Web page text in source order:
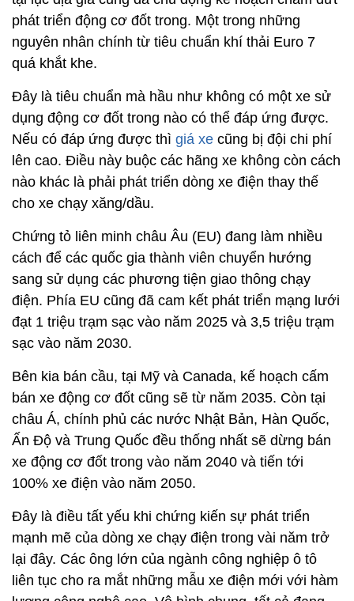
phát triển động cơ đốt trong. Một trong những
nguyên nhân chính từ tiêu chuẩn khí thải Euro 7
quá khắt khe.
Đây là tiêu chuẩn mà hầu như không có một xe sử
dụng động cơ đốt trong nào có thể đáp ứng được.
Nếu có đáp ứng được thì giá xe cũng bị đội chi phí
lên cao. Điều này buộc các hãng xe không còn cách
nào khác là phải phát triển dòng xe điện thay thế
cho xe chạy xăng/dầu.
Chứng tỏ liên minh châu Âu (EU) đang làm nhiều
cách để các quốc gia thành viên chuyển hướng
sang sử dụng các phương tiện giao thông chạy
điện. Phía EU cũng đã cam kết phát triển mạng lưới
đạt 1 triệu trạm sạc vào năm 2025 và 3,5 triệu trạm
sạc vào năm 2030.
Bên kia bán cầu, tại Mỹ và Canada, kế hoạch cấm
bán xe động cơ đốt cũng sẽ từ năm 2035. Còn tại
châu Á, chính phủ các nước Nhật Bản, Hàn Quốc,
Ấn Độ và Trung Quốc đều thống nhất sẽ dừng bán
xe động cơ đốt trong vào năm 2040 và tiến tới
100% xe điện vào năm 2050.
Đây là điều tất yếu khi chứng kiến sự phát triển
mạnh mẽ của dòng xe chạy điện trong vài năm trở
lại đây. Các ông lớn của ngành công nghiệp ô tô
liên tục cho ra mắt những mẫu xe điện mới với hàm